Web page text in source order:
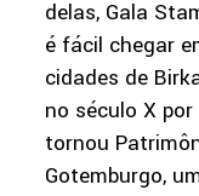
delas, Gala
é fácil chegar
cidades de
no século X
tornou
Gotemburgo,